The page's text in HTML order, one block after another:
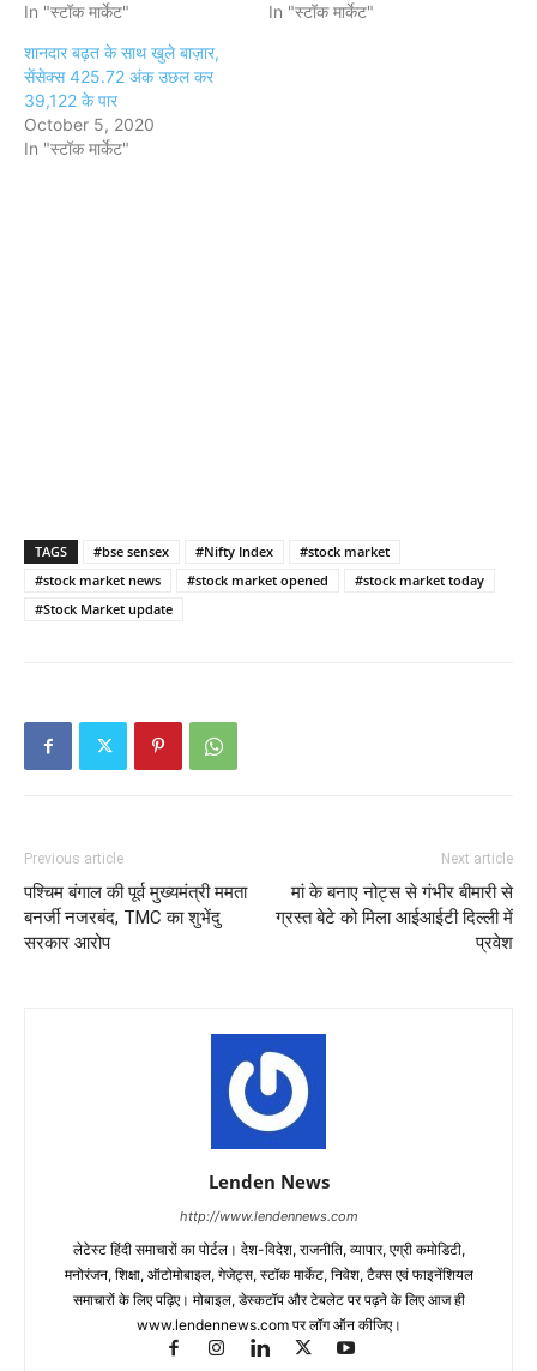
In "स्टॉक मार्केट"
In "स्टॉक मार्केट"
शानदार बढ़त के साथ खुले बाज़ार,
सेंसेक्स 425.72 अंक उछल कर
39,122 के पार
October 5, 2020
In "स्टॉक मार्केट"
TAGS #bse sensex #Nifty Index
#stock market
#stock market news
#stock market opened
#stock market today
#Stock Market update
Previous article
पश्चिम बंगाल की पूर्व मुख्यमंत्री ममता
बनर्जी नजरबंद, TMC का शुभेंदु
सरकार आरोप
Next article
मां के बनाए नोट्स से गंभीर बीमारी से
ग्रस्त बेटे को मिला आईआईटी दिल्ली में
प्रवेश
Lenden News
http://www.lendennews.com
लेटेस्ट हिंदी समाचारों का पोर्टल। देश-विदेश, राजनीति, व्यापार, एग्री कमोडिटी,
मनोरंजन, शिक्षा, ऑटोमोबाइल, गेजेट्स, स्टॉक मार्केट, निवेश, टैक्स एवं फाइनेंशियल
समाचारों के लिए पढ़िए। मोबाइल, डेस्कटॉप और टेबलेट पर पढ़ने के लिए आज ही
www.lendennews.com पर लॉग ऑन कीजिए।